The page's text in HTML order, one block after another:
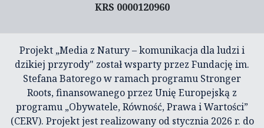
KRS 0000120960
Projekt „Media z Natury – komunikacja dla ludzi i
dzikiej przyrody" został wsparty przez Fundację im.
Stefana Batorego w ramach programu Stronger
Roots, finansowanego przez Unię Europejską z
programu „Obywatele, Równość, Prawa i Wartości”
(CERV). Projekt jest realizowany od stycznia 2026 r. do